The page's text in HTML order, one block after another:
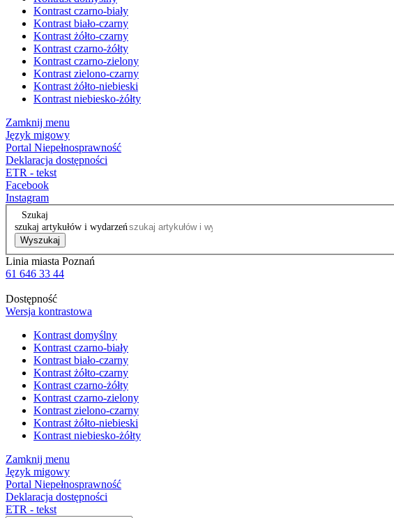
Kontrast czarno-biały
Kontrast biało-czarny
Kontrast żółto-czarny
Kontrast czarno-żółty
Kontrast czarno-zielony
Kontrast zielono-czarny
Kontrast żółto-niebieski
Kontrast niebiesko-żółty
Zamknij menu
Język migowy
Portal Niepełnosprawność
Deklaracja dostępności
ETR - tekst
Facebook
Instagram
Szukaj
szukaj artykułów i wydarzeń
Wyszukaj
Linia miasta Poznań
61 646 33 44
Dostępność
Wersja kontrastowa
Kontrast domyślny
Kontrast czarno-biały
Kontrast biało-czarny
Kontrast żółto-czarny
Kontrast czarno-żółty
Kontrast czarno-zielony
Kontrast zielono-czarny
Kontrast żółto-niebieski
Kontrast niebiesko-żółty
Zamknij menu
Język migowy
Portal Niepełnosprawność
Deklaracja dostępności
ETR - tekst